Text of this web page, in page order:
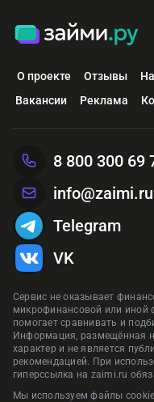
О проекте Отзывы
Вакансии
Реклама
Сервис не оказывает
микрофинансовой или иной
помогает сравнивать и
Информация, размещённая
характер и не является
рекомендацией. При
гиперссылка на zaimi.ru
Мы используем файлы
8 800 300 69
info@zaimi.ru
Telegram
VK